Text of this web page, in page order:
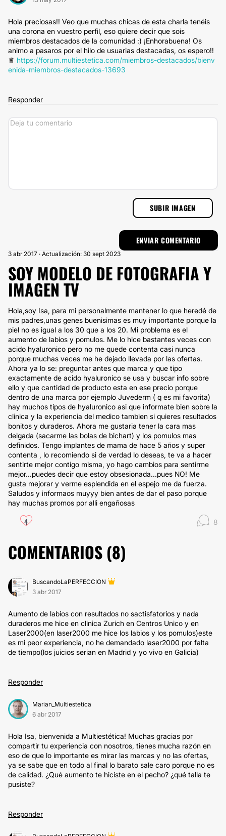
Hola preciosas!! Veo que muchas chicas de esta charla tenéis
una corona en vuestro perfil, eso quiere decir que sois
miembros destacados de la comunidad :) ¡Enhorabuena! Os
animo a pasaros por el hilo de usuarias destacadas, os espero!!
♛ https://forum.multiestetica.com/miembros-destacados/bienv
enida-miembros-destacados-13693
Responder
SUBIR IMAGEN
3 abr 2017 · Actualización: 30 sept 2023
SOY MODELO DE FOTOGRAFIA Y
IMAGEN TV
Hola,soy Isa, para mi personalmente mantener lo que heredé de
mis padres,unas genes buenisimas es muy importante porque la
piel no es igual a los 30 que a los 20. Mi problema es el
aumento de labios y pomulos. Me lo hice bastantes veces con
acido hyaluronico pero no me quede contenta casi nunca
porque muchas veces me he dejado llevada por las ofertas.
Ahora ya lo se: preguntar antes que marca y que tipo
exactamente de acido hyaluronico se usa y buscar info sobre
ello y que cantidad de producto esta en ese precio porque
dentro de una marca por ejemplo Juvederm ( q es mi favorita)
hay muchos tipos de hyaluronico asi que informate bien sobre la
clinica y la experiencia del medico tambien si quieres resultados
bonitos y duraderos. Ahora me gustaria tener la cara mas
delgada (sacarme las bolas de bichart) y los pomulos mas
definidos. Tengo implantes de mama de hace 5 años y super
contenta , lo recomiendo si de verdad lo deseas, te va a hacer
sentirte mejor contigo misma, yo hago cambios para sentirme
mejor...puedes decir que estoy obsesionada...pues NO! Me
gusta mejorar y verme esplendida en el espejo me da fuerza.
Saludos y informaos muyyy bien antes de dar el paso porque
hay muchas promos por alli engañosas
4 8
COMENTARIOS (8)
BuscandoLaPERFECCION
3 abr 2017
Aumento de labios con resultados no sactisfatorios y nada
duraderos me hice en clinica Zurich en Centros Unico y en
Laser2000(en laser2000 me hice los labios y los pomulos)este
es mi peor experiencia, no he demandado laser2000 por falta
de tiempo(los juicios serian en Madrid y yo vivo en Galicia)
Responder
Marian_Multiestetica
6 abr 2017
Hola Isa, bienvenida a Multiestética! Muchas gracias por
compartir tu experiencia con nosotros, tienes mucha razón en
eso de que lo importante es mirar las marcas y no las ofertas,
ya se sabe que en todo al final lo barato sale caro porque no es
de calidad. ¿Qué aumento te hiciste en el pecho? ¿qué talla te
pusiste?
Responder